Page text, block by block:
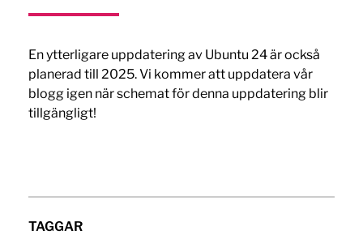
En ytterligare uppdatering av Ubuntu 24 är också
planerad till 2025. Vi kommer att uppdatera vår
blogg igen när schemat för denna uppdatering blir
tillgängligt!
TAGGAR